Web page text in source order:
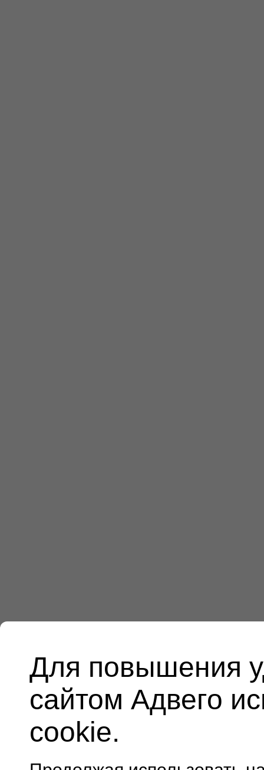
Для повышения
сайтом Адвего
cookie.